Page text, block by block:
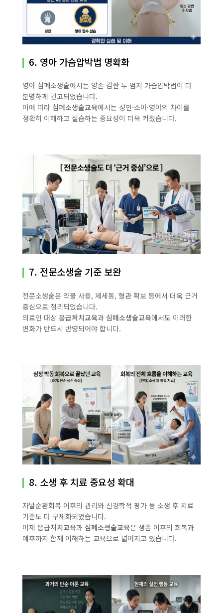
6. 영아 가슴압박법 명확화
영아 심폐소생술에서는 양손 감싼 두 엄지 가슴압박법이 더
분명하게 권고되었습니다.
이에 따라 심폐소생술교육에서는 성인·소아·영아의 차이를
정확히 이해하고 실습하는 중요성이 더욱 커졌습니다.
7. 전문소생술 기준 보완
전문소생술은 약물 사용, 제세동, 혈관 확보 등에서 더욱 근거
중심으로 정리되었습니다.
의료인 대상 응급처치교육과 심폐소생술교육에서도 이러한
변화가 반드시 반영되어야 합니다.
8. 소생 후 치료 중요성 확대
자발순환회복 이후의 관리와 신경학적 평가 등 소생 후 치료
기준도 더 구체화되었습니다.
이제 응급처치교육과 심폐소생술교육은 생존 이후의 회복과
예후까지 함께 이해하는 교육으로 넓어지고 있습니다.